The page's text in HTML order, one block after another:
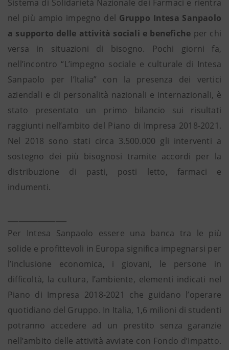
Sistema di Solidarietà Nazionale dei Farmaci e rientra
nel più ampio impegno del Gruppo Intesa Sanpaolo
a supporto delle attività sociali e benefiche per chi
versa in situazioni di bisogno. Pochi giorni fa,
nell’incontro “L’impegno sociale e culturale di Intesa
Sanpaolo per l’Italia” con la presenza dei vertici
aziendali e di personalità nazionali e internazionali, è
stato presentato un primo bilancio sui risultati
raggiunti nell’ambito del Piano di Impresa 2018-2021.
Nel 2018 sono stati circa 3.500.000 gli interventi a
sostegno dei più bisognosi tramite accordi per la
distribuzione di pasti, posti letto, farmaci e
indumenti.
Per Intesa Sanpaolo essere una banca tra le più
solide e profittevoli in Europa significa impegnarsi per
l’inclusione economica, i giovani, le persone in
difficoltà, la cultura, l’ambiente, elementi indicati nel
Piano di Impresa 2018-2021 che guidano l’operare
quotidiano del Gruppo. In Italia, 1,6 milioni di studenti
potranno accedere ad un prestito senza garanzie
nell’ambito delle attività avviate con Fondo d’Impatto.